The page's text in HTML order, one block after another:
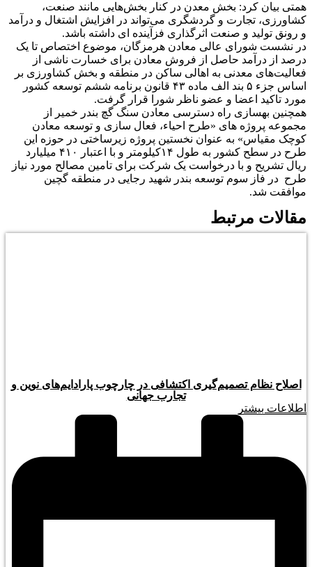
همتی بیان کرد: بخش معدن در کنار بخش‌هایی مانند صنعت،
کشاورزی، تجارت و گردشگری می‌تواند در افزایش اشتغال و درآمد
و رونق تولید و صنعت اثرگذاری فزآینده ای داشته باشد.
در نشست شورای عالی معادن هرمزگان، موضوع اختصاص تا یک
درصد از درآمد حاصل از فروش معادن برای خسارت ناشی از
فعالیت‌های معدنی به اهالی ساکن در منطقه و بخش کشاورزی بر
اساس جزء ۵ بند الف ماده ۴۳ قانون برنامه ششم توسعه کشور
مورد تاکید اعضا و عضو ناظر شورا قرار گرفت.
همچنین بهسازی راه دسترسی معادن سنگ گچ بندر خمیر از
مجموعه پروژه های «طرح احیاء، فعال سازی و توسعه معادن
کوچک مقیاس» به عنوان نخستین پروژه زیرساختی در حوزه این
طرح در سطح کشور به طول ۱۴کیلومتر و با اعتبار ۴۱۰ میلیارد
ریال تشریح و با درخواست یک شرکت برای تامین مصالح مورد نیاز
طرح در فاز سوم توسعه بندر شهید رجایی در منطقه گچین
موافقت شد.
مقالات مرتبط
اصلاح نظام تصمیم‌گیری اکتشافی در چارچوب پارادایم‌های نوین و
تجارب جهانی
اطلاعات بیشتر